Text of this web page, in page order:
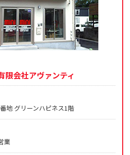
会社アヴァンティ
地 グリーンハピネス1階
業